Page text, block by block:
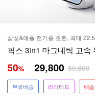
삼성&애플 전기종 호환, 최대
픽스 3in1 마그네틱 고
50% 29,800 59,800
무료배송 리미티드 배